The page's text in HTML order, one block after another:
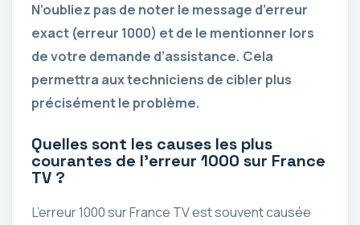
N’oubliez pas de noter le message d’erreur
exact (erreur 1000) et de le mentionner lors
de votre demande d’assistance. Cela
permettra aux techniciens de cibler plus
précisément le problème.
Quelles sont les causes les plus
courantes de l’erreur 1000 sur France
TV ?
L’erreur 1000 sur France TV est souvent causée